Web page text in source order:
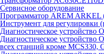
Сервисное оборудование
Программатор AREM ARKEL
Инструмент для
Диагностическое
Диагностическое устройство
всех станций кроме MCS330,